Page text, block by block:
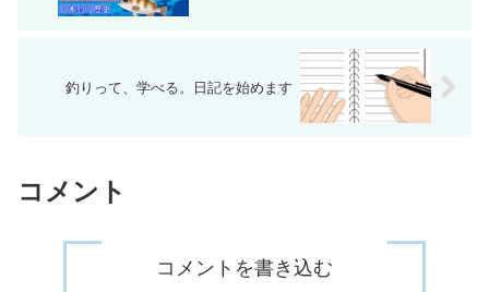
釣りって、学べる。日記を始めます
コメント
コメントを書き込む